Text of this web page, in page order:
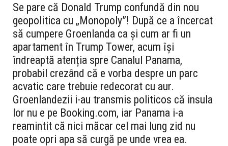
Se pare că Donald Trump confundă din nou
geopolitica cu „Monopoly”! După ce a încercat
să cumpere Groenlanda ca și cum ar fi un
apartament în Trump Tower, acum își
îndreaptă atenția spre Canalul Panama,
probabil crezând că e vorba despre un parc
acvatic care trebuie redecorat cu aur.
Groenlandezii i-au transmis politicos că insula
lor nu e pe Booking.com, iar Panama i-a
reamintit că nici măcar cel mai lung zid nu
poate opri apa să curgă pe unde vrea ea.